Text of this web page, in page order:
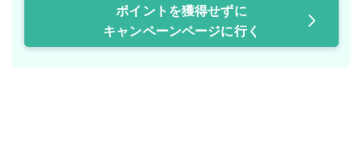
ポイントを獲得せずに
キャンペーンページに行く